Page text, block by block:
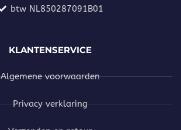
btw NL850287091B01
KLANTENSERVICE
Algemene voorwaarden
Privacy verklaring